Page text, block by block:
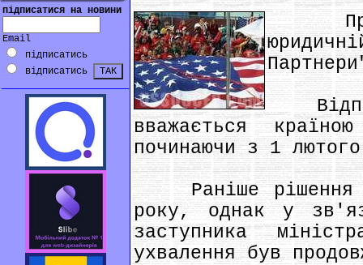
підписатися на новини
Email
підписатись
відписатись
Про
вважається
починаючи з 1
Раніше рішення
року, однак у
заступника
ухвалення був